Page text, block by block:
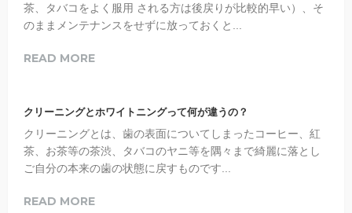
茶、タバコをよく服用 される方は後戻りが比較的早い）、そ
のままメンテナンスをせずに放っておくと...
READ MORE
クリーニングとホワイトニングって何が違うの？
クリーニングとは、歯の表面についてしまったコーヒー、紅
茶、お茶等の茶渋、タバコのヤニ等を隅々まで綺麗に落とし
ご自分の本来の歯の状態に戻すものです...
READ MORE